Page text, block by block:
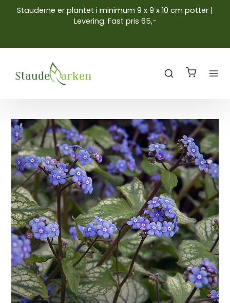
Stauderne er plantet i minimum 9 x 9 x 10 cm potter |
Levering: Fast pris 65,-